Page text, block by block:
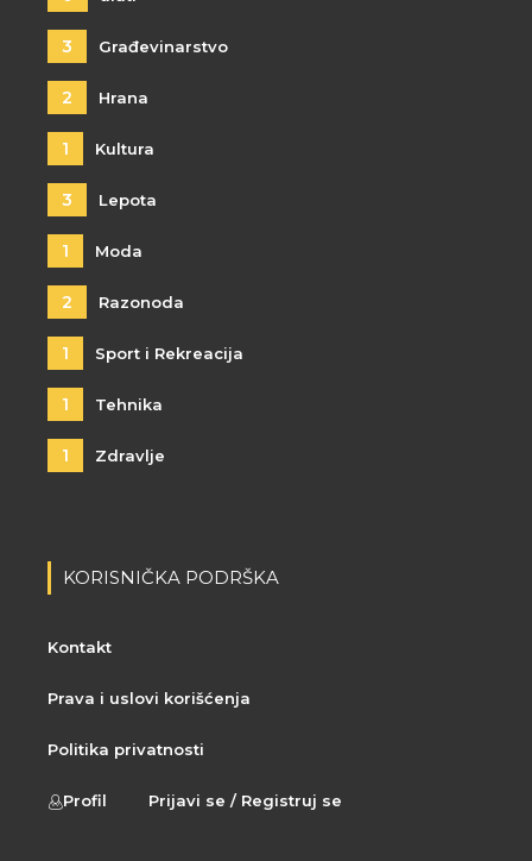
3 Građevinarstvo
2 Hrana
1 Kultura
3 Lepota
1 Moda
2 Razonoda
1 Sport i Rekreacija
1 Tehnika
1 Zdravlje
KORISNIČKA PODRŠKA
Kontakt
Prava i uslovi korišćenja
Politika privatnosti
Profil Prijavi se / Registruj se